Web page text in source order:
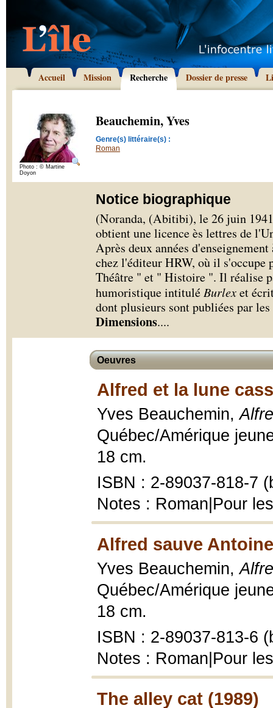
Accueil Mission Recherche Dossier de presse
Photo : © Martine
Doyon
Beauchemin, Yves
Genre(s) littéraire(s) :
Roman
Notice biographique
(Noranda, (Abitibi), le 26 juin
obtient une licence ès lettres de
Après deux années
chez l'éditeur HRW, où il
Théâtre " et " Histoire ". Il réalise
humoristique intitulé Burlexet
dont plusieurs sont publiées par
Dimensions....
Oeuvres
Alfred et la lune
Yves Beauchemin,
Québec/Amérique
18 cm.
ISBN : 2-89037-818-7
Notes : Roman|Pour
Alfred sauve
Yves Beauchemin,
Québec/Amérique
18 cm.
ISBN : 2-89037-813-6
Notes : Roman|Pour
The alley cat (1989)